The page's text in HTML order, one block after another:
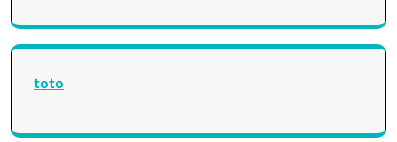
toto